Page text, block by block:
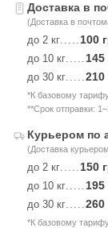
Доставка в
(Доставка в
до 2 кг..... 100
до 10 кг..... 145
до 30 кг.....210
*К базовому
**Срок отправки:
Курьером по
(Доставка
до 2 кг..... 150
до 10 кг..... 195
до 30 кг.....260
*К базовому